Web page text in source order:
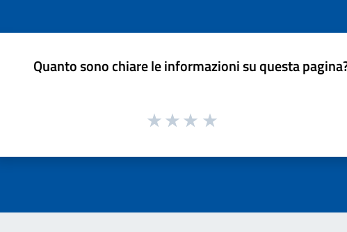
Quanto sono chiare le informazioni su questa